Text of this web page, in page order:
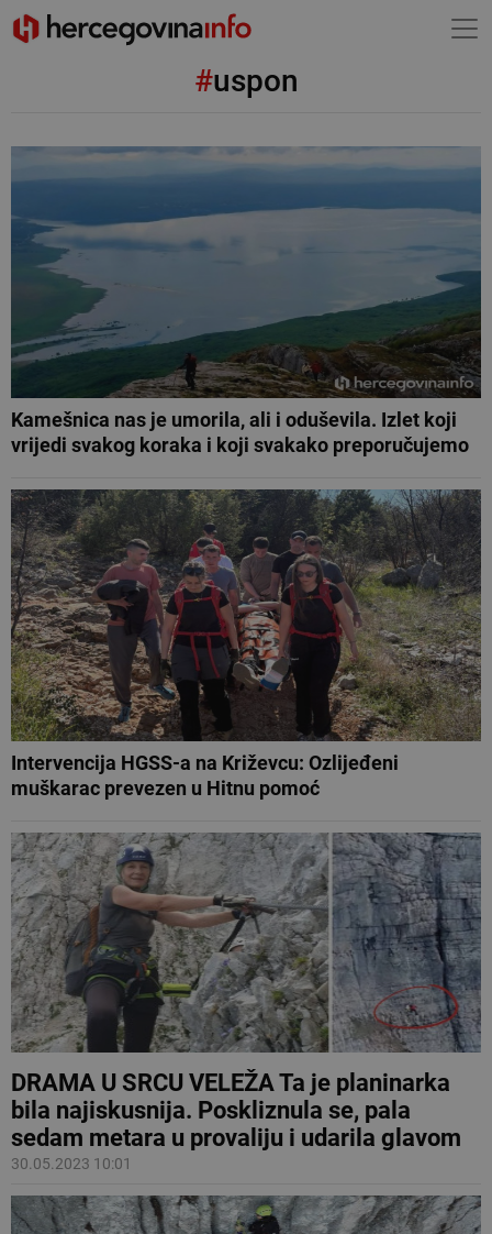
#uspon
Kamešnica nas je umorila, ali i oduševila. Izlet koji
vrijedi svakog koraka i koji svakako preporučujemo
Intervencija HGSS-a na Križevcu: Ozlijeđeni
muškarac prevezen u Hitnu pomoć
DRAMA U SRCU VELEŽA Ta je planinarka
bila najiskusnija. Poskliznula se, pala
sedam metara u provaliju i udarila glavom
30.05.2023 10:01